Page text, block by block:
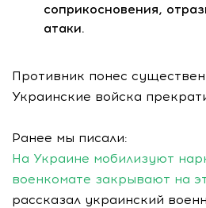
соприкосновения,
атаки.
Противник понес
Украинские войска
Ранее мы писали:
На Украине мобилизуют
военкомате закрывают на
рассказал украинский